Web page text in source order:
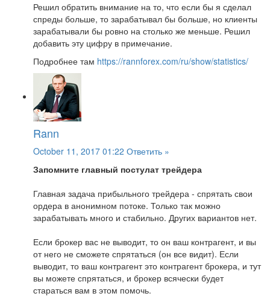
Решил обратить внимание на то, что если бы я сделал
спреды больше, то зарабатывал бы больше, но клиенты
зарабатывали бы ровно на столько же меньше. Решил
добавить эту цифру в примечание.
Подробнее там https://rannforex.com/ru/show/statistics/
Rann
October 11, 2017 01:22 Ответить »
Запомните главный постулат трейдера
Главная задача прибыльного трейдера - спрятать свои
ордера в анонимном потоке. Только так можно
зарабатывать много и стабильно. Других вариантов нет.
Если брокер вас не выводит, то он ваш контрагент, и вы
от него не сможете спрятаться (он все видит). Если
выводит, то ваш контрагент это контрагент брокера, и тут
вы можете спрятаться, и брокер всячески будет
стараться вам в этом помочь.